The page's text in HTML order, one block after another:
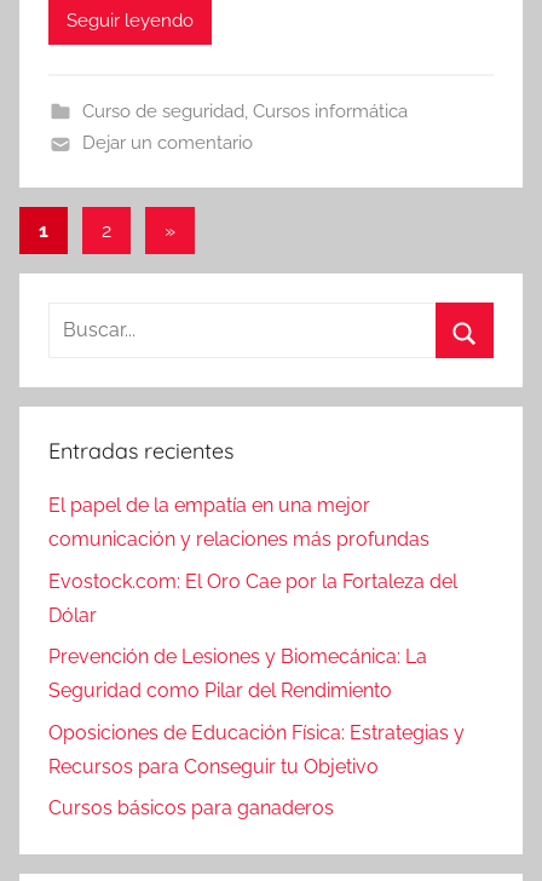
Seguir leyendo
Curso de seguridad, Cursos informática
Dejar un comentario
Paginación
de
entradas
1 2
Entradas
»
Buscar:
Entradas recientes
El papel de la empatía en una mejor
comunicación y relaciones más profundas
Evostock.com: El Oro Cae por la Fortaleza del
Dólar
Prevención de Lesiones y Biomecánica: La
Seguridad como Pilar del Rendimiento
Oposiciones de Educación Física: Estrategias y
Recursos para Conseguir tu Objetivo
Cursos básicos para ganaderos